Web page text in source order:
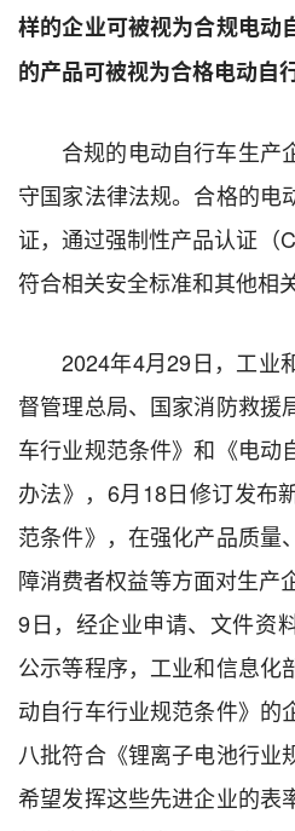
样的企业可被视为合规电动
的产品可被视为合格电动自
合规的电动自行车生产
守国家法律法规。合格的电
证，通过强制性产品认证（
符合相关安全标准和其他相
2024年4月29日，工业
督管理总局、国家消防救援
车行业规范条件》和《电动
办法》，6月18日修订发布
范条件》，在强化产品质量
障消费者权益等方面对生产
9日，经企业申请、文件资
公示等程序，工业和信息化
动自行车行业规范条件》的
八批符合《锂离子电池行业
希望发挥这些先进企业的表